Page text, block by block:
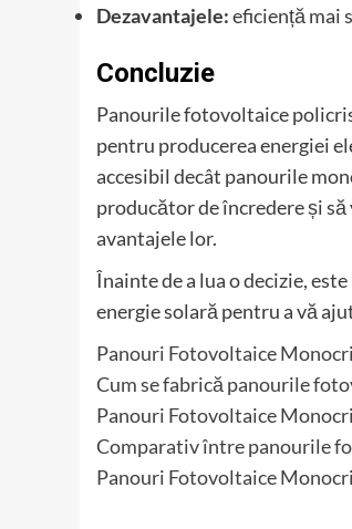
Dezavantajele:eficiență mai
Concluzie
Panourile fotovoltaice
pentru producerea energiei
accesibil decât panourile
producător de încredere și
avantajele lor.
Înainte de a lua o decizie,
energie solară pentru a vă
Panouri Fotovoltaice
Cum se fabrică panourile
Panouri Fotovoltaice
Comparativ între panourile
Panouri Fotovoltaice